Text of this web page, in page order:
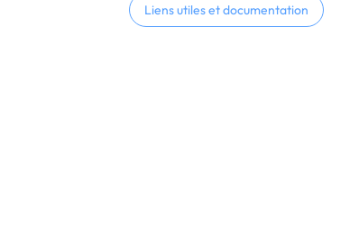
Liens utiles et documentation